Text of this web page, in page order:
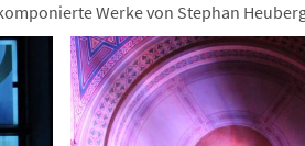
Werke von Stephan